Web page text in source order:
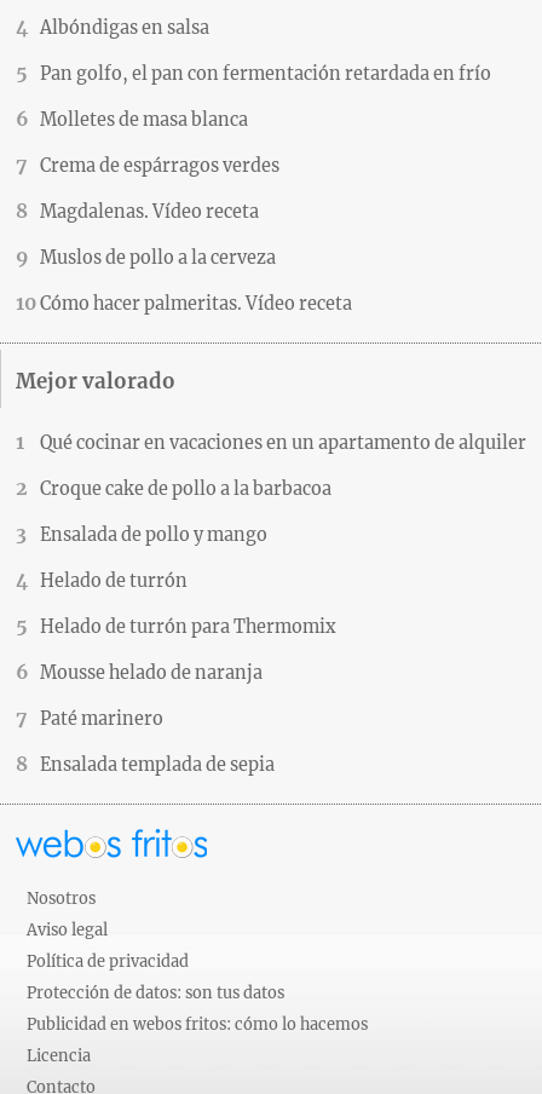
Albóndigas en salsa
Pan golfo, el pan con fermentación retardada en frío
Molletes de masa blanca
Crema de espárragos verdes
Magdalenas. Vídeo receta
Muslos de pollo a la cerveza
Cómo hacer palmeritas. Vídeo receta
Mejor valorado
Qué cocinar en vacaciones en un apartamento de alquiler
Croque cake de pollo a la barbacoa
Ensalada de pollo y mango
Helado de turrón
Helado de turrón para Thermomix
Mousse helado de naranja
Paté marinero
Ensalada templada de sepia
Nosotros
Aviso legal
Política de privacidad
Protección de datos: son tus datos
Publicidad en webos fritos: cómo lo hacemos
Licencia
Contacto